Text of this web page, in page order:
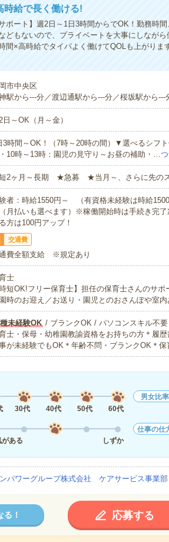
時給で長く働ける!
ポート】週2日～1日3時間からでOK！勤務時
どもないので、プライベートを大事にしなが
間×高時給でタイパよく働けてQOLも上がり
市中央区
駅から---分／渡辺通駅から---分／桜坂駅から
日～OK（月～金）
3時間～OK！（7時～20時の間）▼選べるシフ
10時～13時：園児の見守り～お昼の補助・…
2ヶ月～長期 ★急募 ★当月～、さらに先のス
者：時給1550円～ （有資格未経験は時給
月払いも選べます）※稼働開始時は手続き完
方は100円アップ！
交通費
費全額支給 ※規定あり
士
時短OK!フリー保育士】担任の保育士さんのサ
時のお迎え／お送り・園児とのおさんぽや室
未経験OK/ ブランクOK / パソコンスキル不
士・保母・幼稚園教諭資格をお持ちの方＊履
が未経験でもOK＊年齢不問・ブランクOK＊
30代 40代 50代 60代
男女比率
がある
しずか
仕事の仕
パワーグループ株式会社 ケアサービス事業部
る！ 応募する